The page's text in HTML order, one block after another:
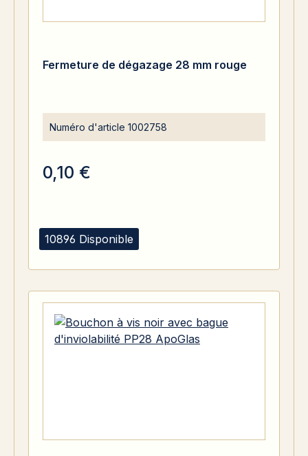
10896 Disponible
Fermeture de dégazage 28 mm rouge
Numéro d'article 1002758
0,10 €